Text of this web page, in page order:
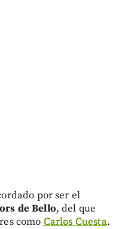
por ser el
de Bello, del que
como Carlos Cuesta.